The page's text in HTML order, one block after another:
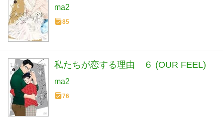
ma2
85
私たちが恋する理由 ６ (OUR FEEL)
ma2
76